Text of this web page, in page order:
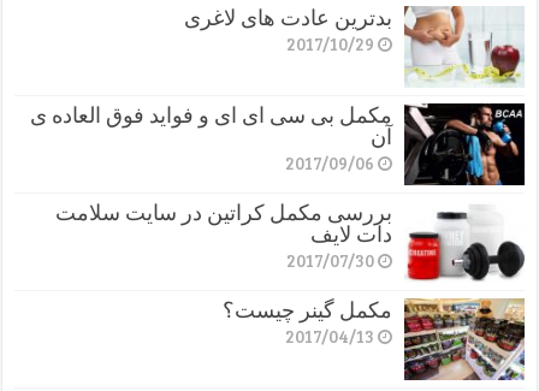
بدترین عادت های لاغری
2017/10/29
مکمل بی سی ای ای و فواید فوق العاده ی
آن
2017/09/06
بررسی مکمل کراتین در سایت سلامت
دات لایف
2017/07/30
مکمل گینر چیست؟
2017/04/13